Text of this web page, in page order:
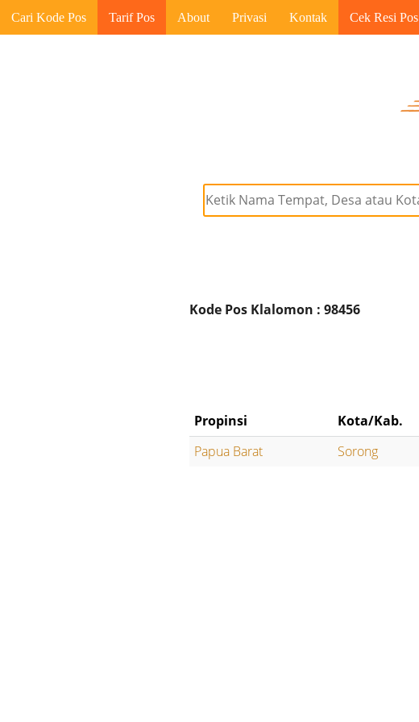
Cari Kode Pos Tarif Pos About Privasi Kontak Cek Resi Pos
Kode Pos Klalomon : 98456
Propinsi Kota/Kab.
Papua Barat
Sorong